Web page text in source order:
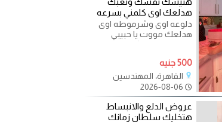
هدلعك اوى كلمني بسرعه
دلوعه اوى وشرموطه اوى
هدلعك مووت يا حبيبي
هنسيك تعبك كله اوف اح
وتنسيك نفسك
500 جنيه
القاهرة، المهندسين
2026-08-06
عروض الدلع والانبساط
هتخليك سلطان زمانك